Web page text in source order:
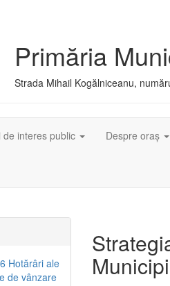
Primăria
Strada Mihail Kogălniceanu,
de interes public Despre oraș
Hotărâri ale
de vânzare